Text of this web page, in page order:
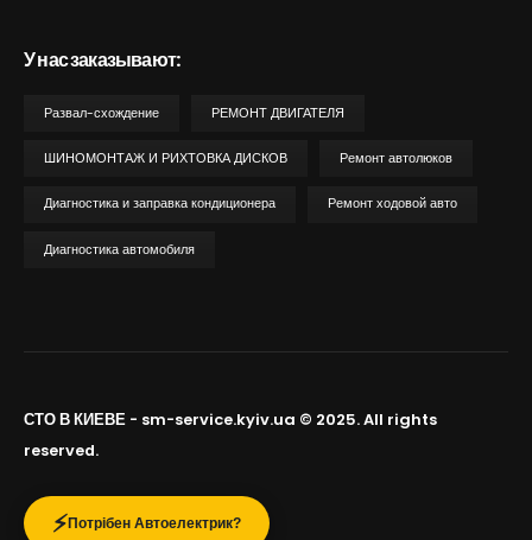
У нас заказывают:
Развал-схождение РЕМОНТ ДВИГАТЕЛЯ
ШИНОМОНТАЖ И РИХТОВКА ДИСКОВ Ремонт автолюков
Диагностика и заправка кондиционера Ремонт ходовой авто
Диагностика автомобиля
СТО В КИЕВЕ - sm-service.kyiv.ua © 2025. All rights
reserved.
⚡️Потрібен Автоелектрик?